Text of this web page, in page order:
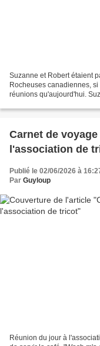
Suzanne et Robert étaient
Rocheuses canadiennes,
réunions qu'aujourd'hui.
Carnet de
l'association de
Publié le 02/06/2026 à
Par Guyloup
Réunion du jour à